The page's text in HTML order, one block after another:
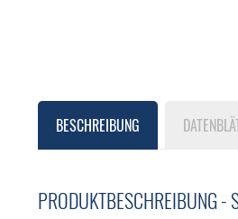
BESCHREIBUNG
PRODUKTBESCHREIBUNG -